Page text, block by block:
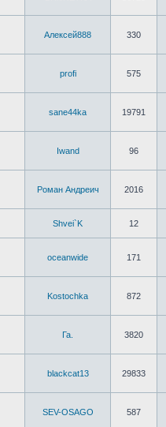
Алексей888 330
profi 575
sane44ka 19791
Iwand 96
Роман Андреич 2016
Shvei`K 12
oceanwide 171
Kostochka 872
Га. 3820
blackcat13 29833
SEV-OSAGO 587